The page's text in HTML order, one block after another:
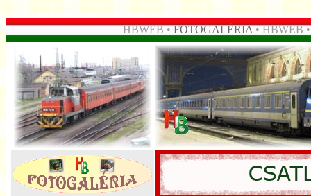
HBWEB •FOTOGALÉRIA• HBWEB